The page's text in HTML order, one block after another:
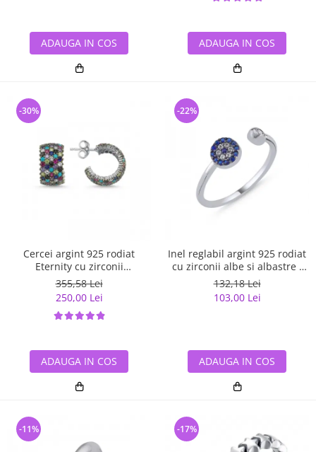
ADAUGA IN COS ADAUGA IN COS
Cercei argint 925 rodiat
Eternity cu zirconii
multicolore ETU0036
355,58 Lei
250,00 Lei
-30%
ADAUGA IN COS
Inel reglabil argint 925 rodiat
cu zirconii albe si albastre -
Be Elegant ITU0109
132,18 Lei
103,00 Lei
-22%
ADAUGA IN COS
-11% -17%